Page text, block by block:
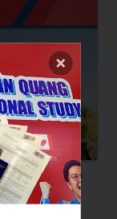
Hướng dẫn chi